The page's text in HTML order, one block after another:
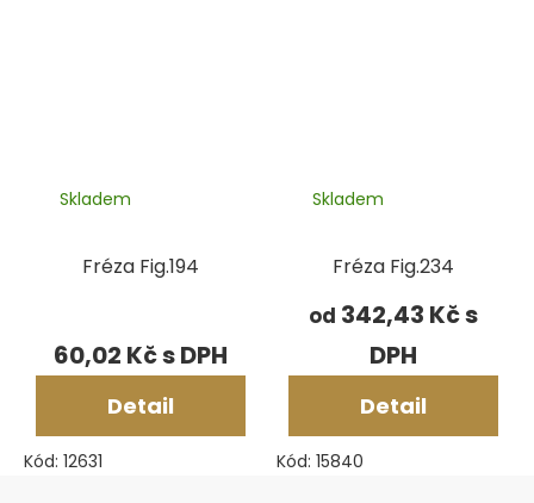
Fréza Fig.194
Skladem
60,02 Kč
Detail
Kód: 12631
Fréza Fig.234
Skladem
od 342,43 Kč
Detail
Kód: 15840